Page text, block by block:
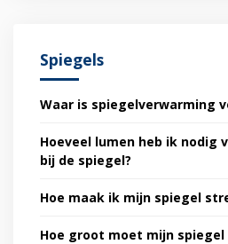
Spiegels
Waar is spiegelverwarming
Hoeveel lumen heb ik nodig
bij de spiegel?
Hoe maak ik mijn spiegel
Hoe groot moet mijn